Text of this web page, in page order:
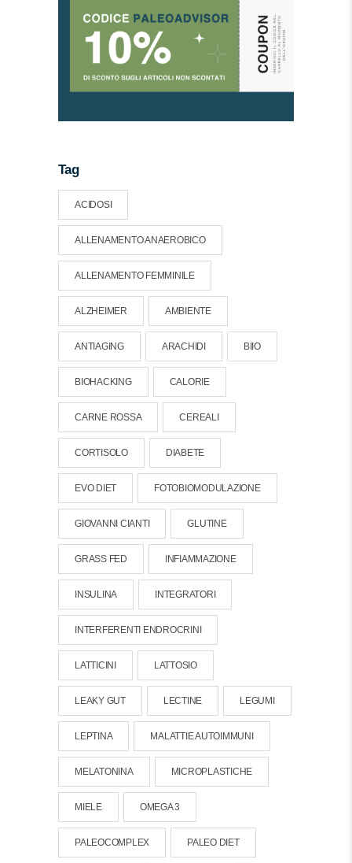
Tag
ACIDOSI
ALLENAMENTO ANAEROBICO
ALLENAMENTO FEMMINILE
ALZHEIMER AMBIENTE
ANTIAGING ARACHIDI BIIO
BIOHACKING CALORIE
CARNE ROSSA CEREALI
CORTISOLO DIABETE
EVO DIET FOTOBIOMODULAZIONE
GIOVANNI CIANTI GLUTINE
GRASS FED INFIAMMAZIONE
INSULINA INTEGRATORI
INTERFERENTI ENDROCRINI
LATTICINI LATTOSIO
LEAKY GUT LECTINE LEGUMI
LEPTINA MALATTIE AUTOIMMUNI
MELATONINA MICROPLASTICHE
MIELE OMEGA 3
PALEOCOMPLEX PALEO DIET